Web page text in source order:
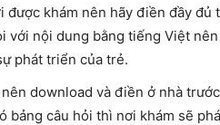
khám nên hãy điền đầy đủ
với nội dung bằng tiếng Việt
phát triển của trẻ.
download và điền ở nhà
bảng câu hỏi thì nơi khám sẽ